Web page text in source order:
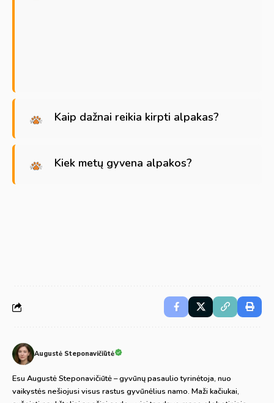
Kaip dažnai reikia kirpti alpakas?
Kiek metų gyvena alpakos?
Augustė Steponavičiūtė
Esu Augustė Steponavičiūtė – gyvūnų pasaulio tyrinėtoja, nuo
vaikystės nešiojusi visus rastus gyvūnėlius namo. Maži kačiukai,